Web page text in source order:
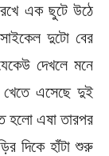
এক ছুটে উঠে
দুটো বের
দেখলে মনে
খেতে এসেছে দুই
হলো এষা তারপর
দিকে হাঁটা শুরু